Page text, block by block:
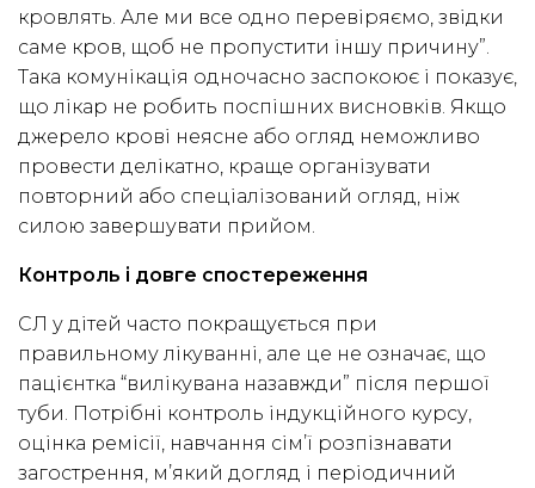
кровлять. Але ми все одно перевіряємо, звідки
саме кров, щоб не пропустити іншу причину”.
Така комунікація одночасно заспокоює і показує,
що лікар не робить поспішних висновків. Якщо
джерело крові неясне або огляд неможливо
провести делікатно, краще організувати
повторний або спеціалізований огляд, ніж
силою завершувати прийом.
Контроль і довге спостереження
СЛ у дітей часто покращується при
правильному лікуванні, але це не означає, що
пацієнтка “вилікувана назавжди” після першої
туби. Потрібні контроль індукційного курсу,
оцінка ремісії, навчання сім’ї розпізнавати
загострення, м’який догляд і періодичний